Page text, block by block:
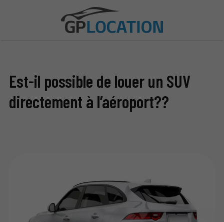
Est-il possible de louer un SUV
directement à l’aéroport??